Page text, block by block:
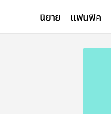
นิยาย แฟนฟิค